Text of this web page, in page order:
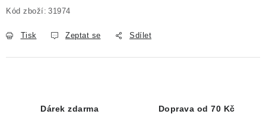
Kód zboží: 31974
Tisk Zeptat se Sdílet
Dárek zdarma Doprava od 70 Kč